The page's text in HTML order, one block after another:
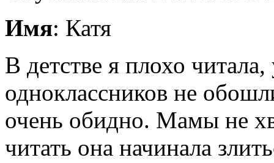
Имя: Катя
В детстве я плохо
одноклассников не
очень обидно. Мамы не
читать она начинала